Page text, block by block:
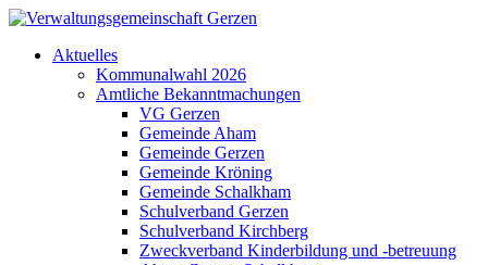
Aktuelles
Kommunalwahl 2026
Amtliche Bekanntmachungen
VG Gerzen
Gemeinde Aham
Gemeinde Gerzen
Gemeinde Kröning
Gemeinde Schalkham
Schulverband Gerzen
Schulverband Kirchberg
Zweckverband Kinderbildung und -betreuung